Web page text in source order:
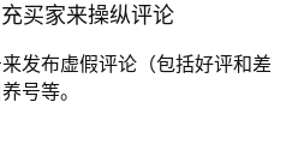
买家来操纵评论
发布虚假评论（包括好评和差
号等。